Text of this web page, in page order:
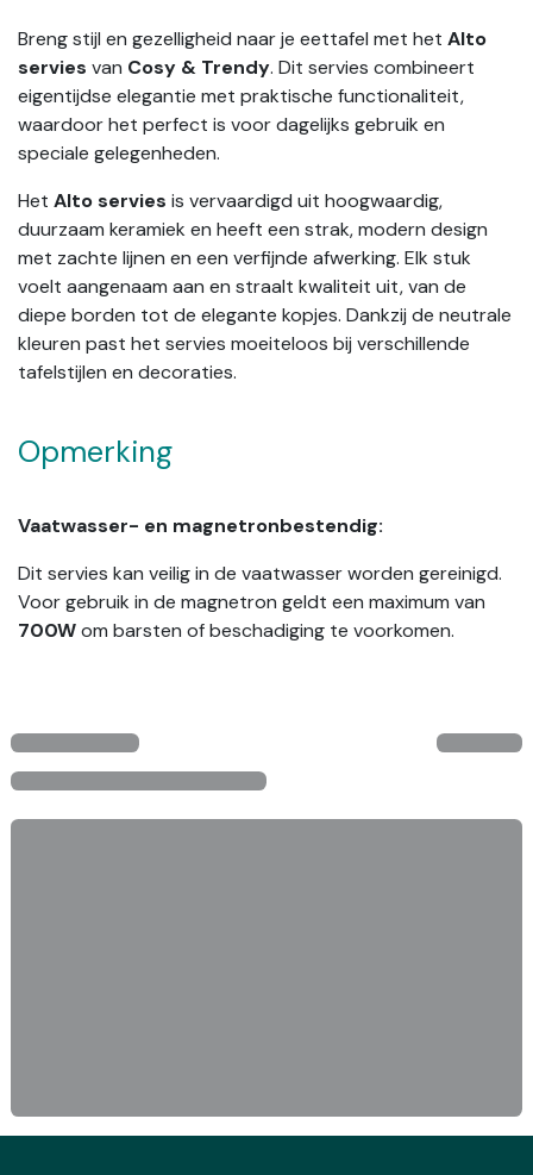
Breng stijl en gezelligheid naar je eettafel met het Alto
servies van Cosy & Trendy. Dit servies combineert
eigentijdse elegantie met praktische functionaliteit,
waardoor het perfect is voor dagelijks gebruik en
speciale gelegenheden.
Het Alto servies is vervaardigd uit hoogwaardig,
duurzaam keramiek en heeft een strak, modern design
met zachte lijnen en een verfijnde afwerking. Elk stuk
voelt aangenaam aan en straalt kwaliteit uit, van de
diepe borden tot de elegante kopjes. Dankzij de neutrale
kleuren past het servies moeiteloos bij verschillende
tafelstijlen en decoraties.
Opmerking
Vaatwasser- en magnetronbestendig:
Dit servies kan veilig in de vaatwasser worden gereinigd.
Voor gebruik in de magnetron geldt een maximum van
700Wom barsten of beschadiging te voorkomen.